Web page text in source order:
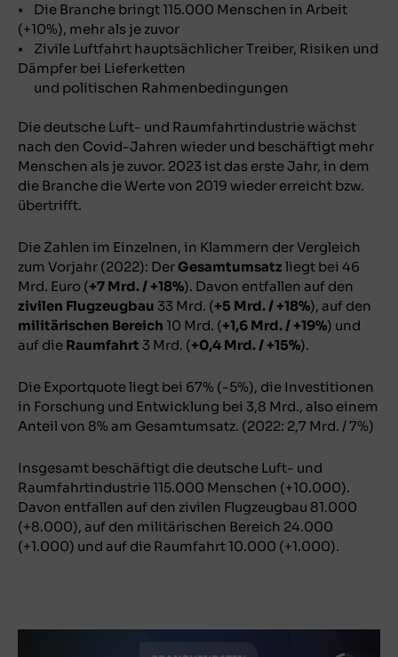
• Die Branche bringt 115.000 Menschen in Arbeit
(+10%), mehr als je zuvor
• Zivile Luftfahrt hauptsächlicher Treiber, Risiken und
Dämpfer bei Lieferketten
und politischen Rahmenbedingungen
Die deutsche Luft- und Raumfahrtindustrie wächst
nach den Covid-Jahren wieder und beschäftigt mehr
Menschen als je zuvor. 2023 ist das erste Jahr, in dem
die Branche die Werte von 2019 wieder erreicht bzw.
übertrifft.
Die Zahlen im Einzelnen, in Klammern der Vergleich
zum Vorjahr (2022): DerGesamtumsatz liegt bei 46
Mrd. Euro (+7 Mrd. / +18%). Davon entfallen auf den
zivilen Flugzeugbau 33 Mrd. (+5 Mrd. / +18%), auf den
militärischen Bereich 10 Mrd. (+1,6 Mrd. / +19%) und
auf die Raumfahrt 3 Mrd. (+0,4 Mrd. / +15%).
Die Exportquote liegt bei 67% (-5%), die Investitionen
in Forschung und Entwicklung bei 3,8 Mrd., also einem
Anteil von 8% am Gesamtumsatz. (2022: 2,7 Mrd. / 7%)
Insgesamt beschäftigt die deutsche Luft- und
Raumfahrtindustrie 115.000 Menschen (+10.000).
Davon entfallen auf den zivilen Flugzeugbau 81.000
(+8.000), auf den militärischen Bereich 24.000
(+1.000) und auf die Raumfahrt 10.000 (+1.000).